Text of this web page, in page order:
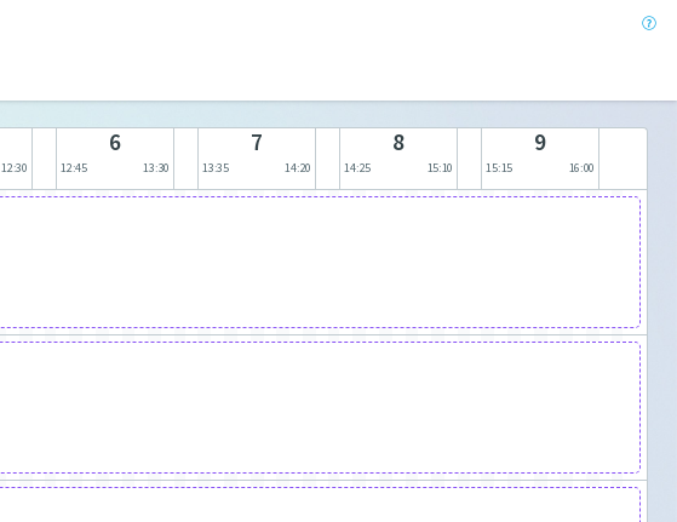
12:30
6
12:45 13:30
7
13:35 14:20
8
14:25 15:10
9
15:15 16:00